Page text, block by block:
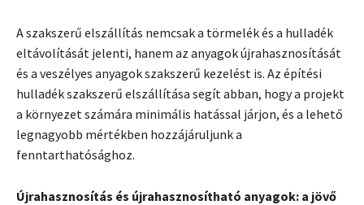
A szakszerű elszállítás nemcsak a törmelék és a hulladék
eltávolítását jelenti, hanem az anyagok újrahasznosítását
és a veszélyes anyagok szakszerű kezelést is. Az építési
hulladék szakszerű elszállítása segít abban, hogy a projekt
a környezet számára minimális hatással járjon, és a lehető
legnagyobb mértékben hozzájáruljunk a
fenntarthatósághoz.
Újrahasznosítás és újrahasznosítható anyagok: a jövő